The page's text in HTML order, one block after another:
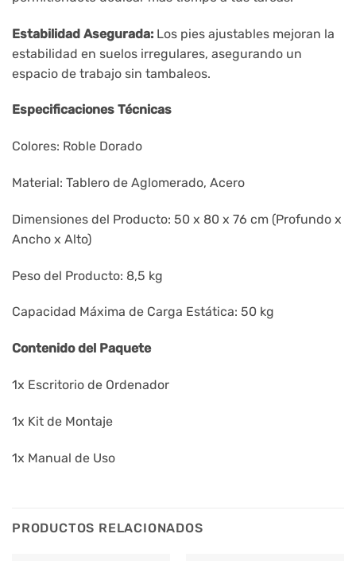
Estabilidad Asegurada: Los pies ajustables mejoran la
estabilidad en suelos irregulares, asegurando un
espacio de trabajo sin tambaleos.
Especificaciones Técnicas
Colores: Roble Dorado
Material: Tablero de Aglomerado, Acero
Dimensiones del Producto: 50 x 80 x 76 cm (Profundo x
Ancho x Alto)
Peso del Producto: 8,5 kg
Capacidad Máxima de Carga Estática: 50 kg
Contenido del Paquete
1x Escritorio de Ordenador
1x Kit de Montaje
1x Manual de Uso
PRODUCTOS RELACIONADOS